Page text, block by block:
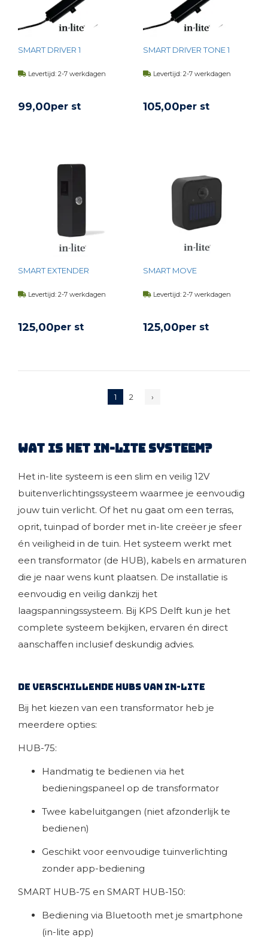
SMART DRIVER 1
Levertijd: 2-7 werkdagen
99,00per st
SMART DRIVER TONE 1
Levertijd: 2-7 werkdagen
105,00per st
SMART EXTENDER
Levertijd: 2-7 werkdagen
125,00per st
SMART MOVE
Levertijd: 2-7 werkdagen
125,00per st
1 2 ›
Wat is het in-lite systeem?
Het in-lite systeem is een slim en veilig 12V
buitenverlichtingssysteem waarmee je eenvoudig
jouw tuin verlicht. Of het nu gaat om een terras,
oprit, tuinpad of border met in-lite creëer je sfeer
én veiligheid in de tuin. Het systeem werkt met
een transformator (de HUB), kabels en armaturen
die je naar wens kunt plaatsen. De installatie is
eenvoudig en veilig dankzij het
laagspanningssysteem. Bij KPS Delft kun je het
complete systeem bekijken, ervaren én direct
aanschaffen inclusief deskundig advies.
De verschillende HUBS van in-lite
Bij het kiezen van een transformator heb je
meerdere opties:
HUB-75:
Handmatig te bedienen via het
bedieningspaneel op de transformator
Twee kabeluitgangen (niet afzonderlijk te
bedienen)
Geschikt voor eenvoudige tuinverlichting
zonder app-bediening
SMART HUB-75 en SMART HUB-150:
Bediening via Bluetooth met je smartphone
(in-lite app)